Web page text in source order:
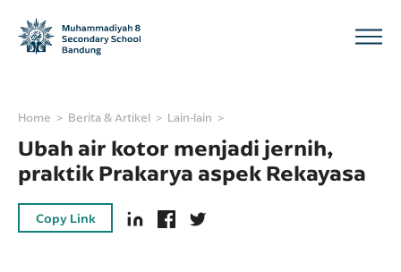
Home Berita & Artikel Lain-lain
Ubah air kotor menjadi jernih,
praktik Prakarya aspek Rekayasa
Copy Link